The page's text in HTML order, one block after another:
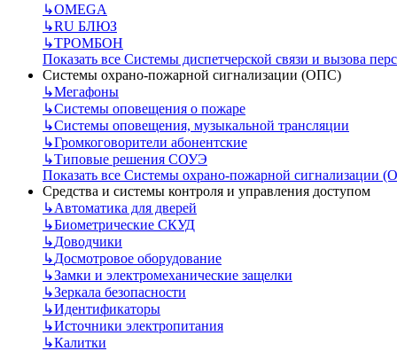
↳OMEGA
↳RU БЛЮЗ
↳ТРОМБОН
Показать все Системы диспетчерской связи и вызова
Системы охрано-пожарной сигнализации (ОПС)
↳Мегафоны
↳Системы оповещения о пожаре
↳Системы оповещения, музыкальной трансляции
↳Громкоговорители абонентские
↳Типовые решения СОУЭ
Показать все Системы охрано-пожарной сигнализации
Средства и системы контроля и управления доступом
↳Автоматика для дверей
↳Биометрические СКУД
↳Доводчики
↳Досмотровое оборудование
↳Замки и электромеханические защелки
↳Зеркала безопасности
↳Идентификаторы
↳Источники электропитания
↳Калитки